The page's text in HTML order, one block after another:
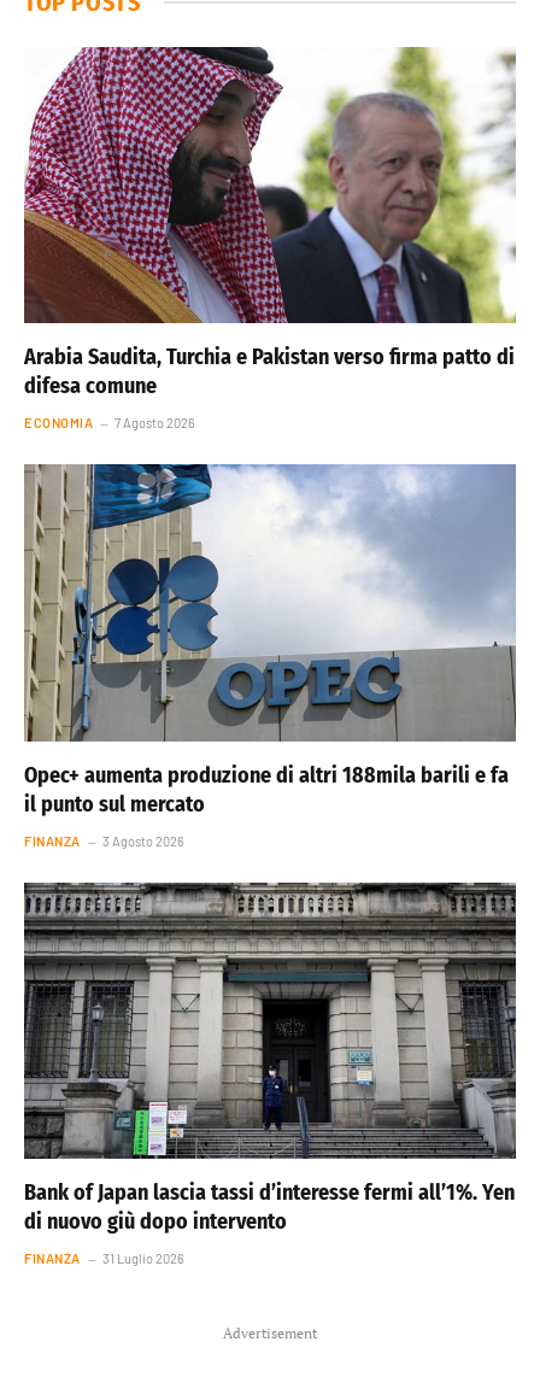
Arabia Saudita, Turchia e Pakistan verso firma patto di
difesa comune
ECONOMIA 7 Agosto 2026
Opec+ aumenta produzione di altri 188mila barili e fa
il punto sul mercato
FINANZA 3 Agosto 2026
Bank of Japan lascia tassi d’interesse fermi all’1%. Yen
di nuovo giù dopo intervento
FINANZA 31 Luglio 2026
Advertisement